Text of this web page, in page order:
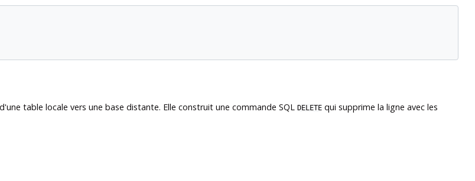
table locale vers une base distante. Elle construit une commande SQL DELETE qui supprime la ligne avec les